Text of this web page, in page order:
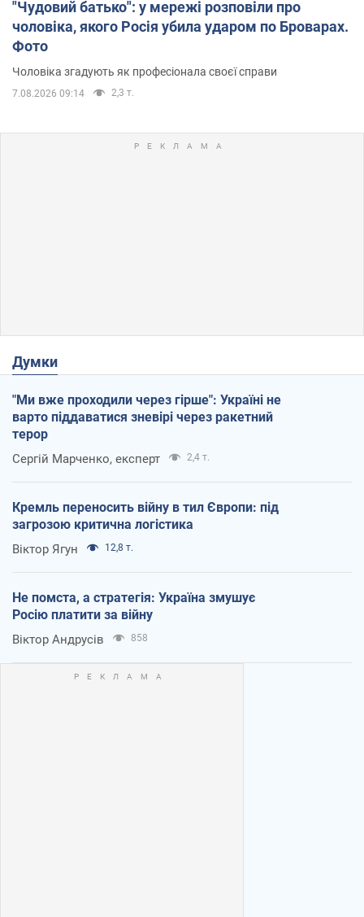
"Чудовий батько": у мережі розповіли про
чоловіка, якого Росія убила ударом по Броварах.
Фото
Чоловіка згадують як професіонала своєї справи
7.08.2026 09:14 2,3 т.
Думки
"Ми вже проходили через гірше": Україні не
варто піддаватися зневірі через ракетний
терор
Сергій Марченко, експерт 2,4 т.
Кремль переносить війну в тил Європи: під
загрозою критична логістика
Віктор Ягун 12,8 т.
Не помста, а стратегія: Україна змушує
Росію платити за війну
Віктор Андрусів 858